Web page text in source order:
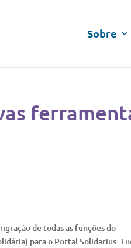
Sobre
de todas as funções do
para o Portal Solidarius.